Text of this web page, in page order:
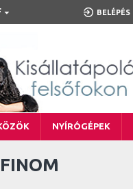
BELÉPÉS
NYÍRÓGÉPEK